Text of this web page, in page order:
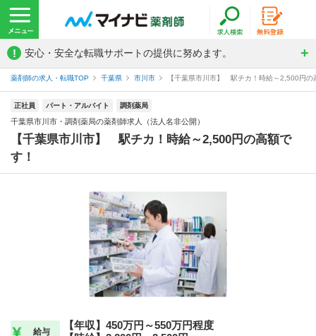
! 安心・安全な転職サポートの提供に努めます。
薬剤師の求人・転職TOP 千葉県 市川市 【千葉県市川市】 駅チカ！時給～2,500円
正社員 パート・アルバイト 調剤薬局
千葉県市川市・調剤薬局の薬剤師求人（法人名非公開）
【千葉県市川市】 駅チカ！時給～2,500円の高額で
す！
給与
【年収】450万円～550万円程度